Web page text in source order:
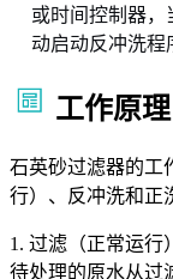
或时间控制器，
动启动反冲洗程
工作原理
石英砂过滤器的工
行）、反冲洗和正
1. 过滤（正常运行）
待处理的原水从过